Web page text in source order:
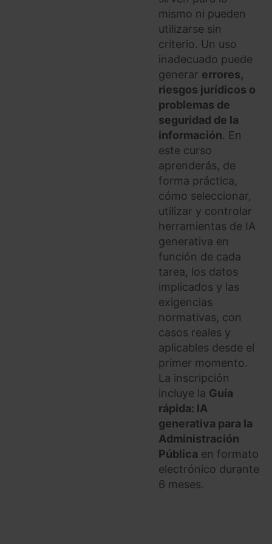
mismo ni pueden
utilizarse sin
criterio. Un uso
inadecuado puede
generar errores,
riesgos jurídicos o
problemas de
seguridad de la
información. En
este curso
aprenderás, de
forma práctica,
cómo seleccionar,
utilizar y controlar
herramientas de IA
generativa en
función de cada
tarea, los datos
implicados y las
exigencias
normativas, con
casos reales y
aplicables desde el
primer momento.
La inscripción
incluye la Guía
rápida: IA
generativa para la
Administración
Pública en formato
electrónico durante
6 meses.